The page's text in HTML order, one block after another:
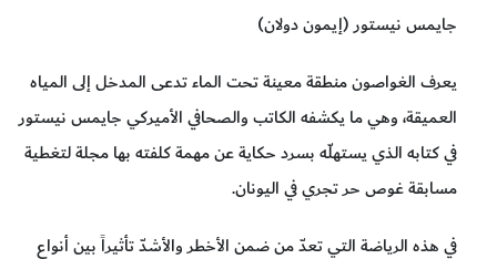
جايمس نيستور (إيمون دولان)
يعرف الغواصون منطقة معينة تحت الماء تدعى المدخل إلى المياه
العميقة، وهي ما يكشفه الكاتب والصحافي الأميركي جايمس نيستور
في كتابه الذي يستهلّه بسرد حكاية عن مهمة كلفته بها مجلة لتغطية
مسابقة غوص حر تجري في اليونان.
في هذه الرياضة التي تعدّ من ضمن الأخطر والأشدّ تأثيراً بين أنواع